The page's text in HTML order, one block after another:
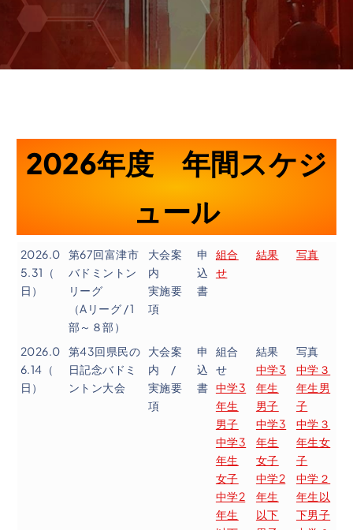
2026年度 年間スケジ
ュール
2026.0
5.31（
日）
第67回富津市
バドミントン
リーグ
（Aリーグ / 1
部～８部）
大会案
内
実施要
項
申
込
書
組合
せ
結果 写真
2026.0
6.14（
日）
第43回県民の
日記念バドミ
ントン大会
大会案
内 /
実施要
項
申
込
書
組合
せ
中学3
年生
男子
中学3
年生
女子
中学2
年生
結果
中学3
年生
男子
中学3
年生
女子
中学2
年生
以下
写真
中学３
年生男
子
中学３
年生女
子
中学２
年生以
下男子